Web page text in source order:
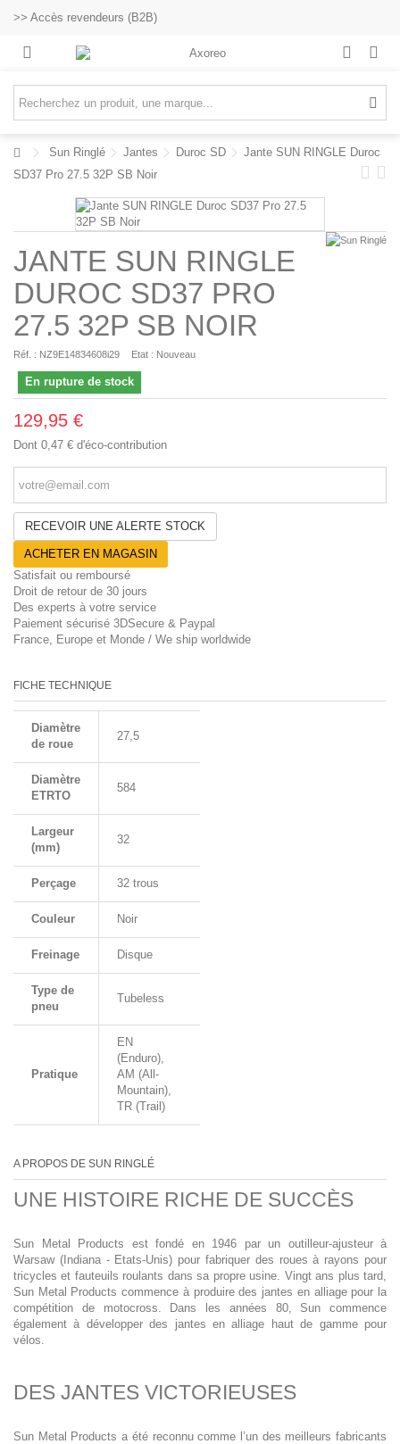
>> Accès revendeurs (B2B)
Sun Ringlé Jantes Duroc SD
Jante SUN RINGLE Duroc
SD37 Pro 27.5 32P SB Noir
JANTE SUN RINGLE
DUROC SD37 PRO
27.5 32P SB NOIR
Réf. : NZ9E14834608i29 Etat : Nouveau
En rupture de stock
129,95 €
Dont 0,47 € d'éco-contribution
RECEVOIR UNE ALERTE STOCK
ACHETER EN MAGASIN
Satisfait ou remboursé
Droit de retour de 30 jours
Des experts à votre service
Paiement sécurisé 3DSecure & Paypal
France, Europe et Monde / We ship worldwide
FICHE TECHNIQUE
Diamètre
de roue
27,5
Diamètre
ETRTO
584
Largeur
(mm)
32
Perçage 32 trous
Couleur Noir
Freinage Disque
Type de
pneu
Tubeless
Pratique
EN
(Enduro),
AM (All-
Mountain),
TR (Trail)
A PROPOS DE SUN RINGLÉ
UNE HISTOIRE RICHE DE SUCCÈS
Sun Metal Products est fondé en 1946 par un outilleur-ajusteur à
Warsaw (Indiana - Etats-Unis) pour fabriquer des roues à rayons pour
tricycles et fauteuils roulants dans sa propre usine. Vingt ans plus tard,
Sun Metal Products commence à produire des jantes en alliage pour la
compétition de motocross. Dans les années 80, Sun commence
également à développer des jantes en alliage haut de gamme pour
vélos.
DES JANTES VICTORIEUSES
Sun Metal Products a été reconnu comme l’un des meilleurs fabricants